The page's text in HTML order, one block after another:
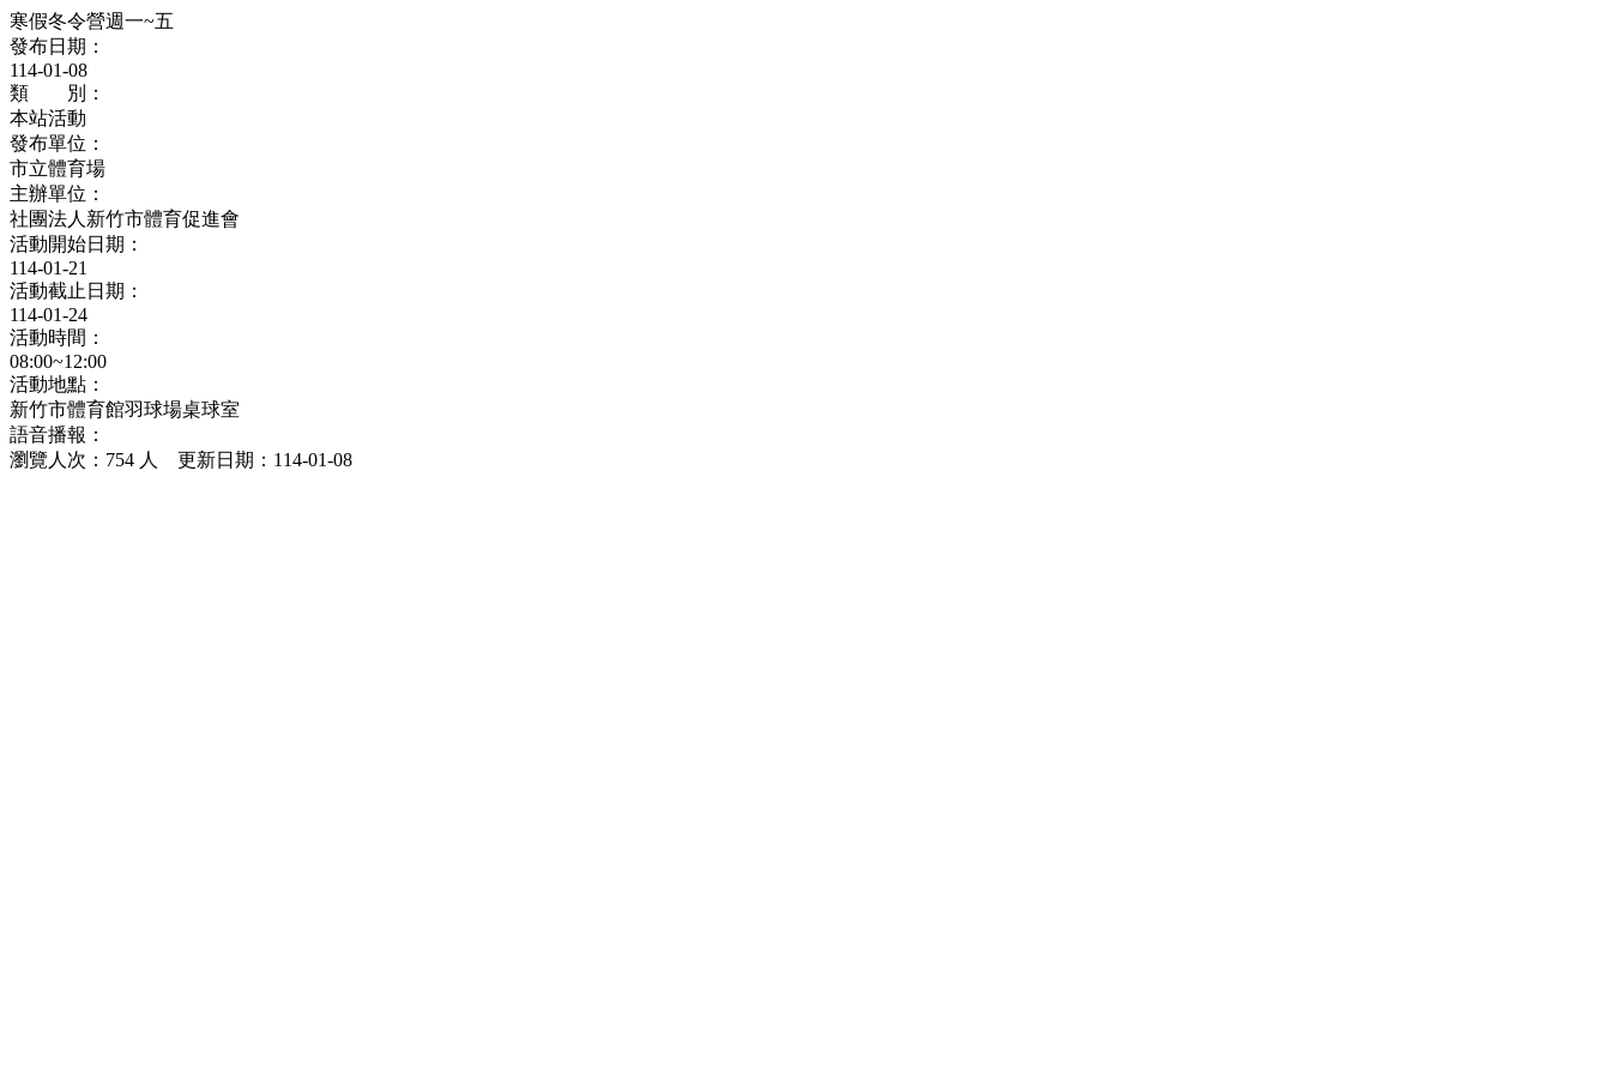
寒假冬令營週一~五
發布日期：
114-01-08
類 別：
本站活動
發布單位：
市立體育場
主辦單位：
社團法人新竹市體育促進會
活動開始日期：
114-01-21
活動截止日期：
114-01-24
活動時間：
08:00~12:00
活動地點：
新竹市體育館羽球場桌球室
語音播報：
瀏覽人次：754 人 更新日期：114-01-08